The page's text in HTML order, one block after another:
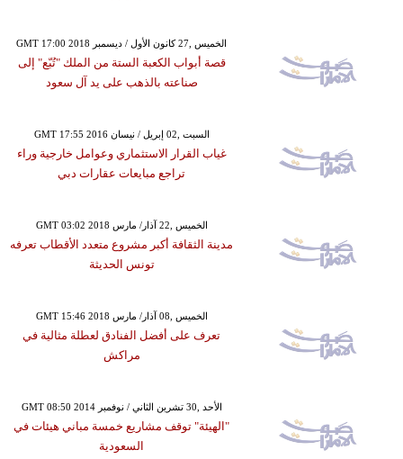
GMT 17:00 2018 الخميس ,27 كانون الأول / ديسمبر
قصة أبواب الكعبة الستة من الملك "تُبّع" إلى
صناعته بالذهب على يد آل سعود
GMT 17:55 2016 السبت ,02 إبريل / نيسان
غياب القرار الاستثماري وعوامل خارجية وراء
تراجع مبايعات عقارات دبي
GMT 03:02 2018 الخميس ,22 آذار/ مارس
مدينة الثقافة أكبر مشروع متعدد الأقطاب تعرفه
تونس الحديثة
GMT 15:46 2018 الخميس ,08 آذار/ مارس
تعرف على أفضل الفنادق لعطلة مثالية في
مراكش
GMT 08:50 2014 الأحد ,30 تشرين الثاني / نوفمبر
"الهيئة" توقف مشاريع خمسة مباني هيئات في
السعودية